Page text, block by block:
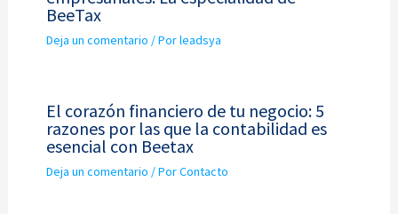
BeeTax
Deja un comentario / Porleadsya
El corazón financiero de tu negocio: 5
razones por las que la contabilidad es
esencial con Beetax
Deja un comentario / PorContacto